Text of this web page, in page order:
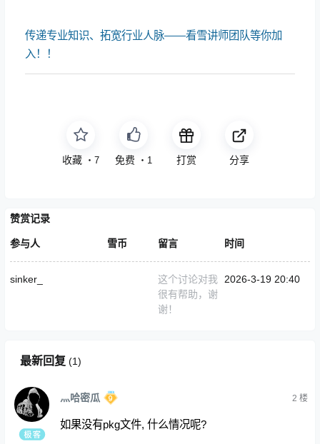
传递专业知识、拓宽行业人脉——看雪讲师团队等你加
入！！
收藏 ・ 7 免费 ・ 1 打赏 分享
赞赏记录
参与人 雪币 留言 时间
sinker_
这个讨论对我
很有帮助，谢
谢！
2026-3-19 20:40
最新回复 (1)
灬哈密瓜 2 楼
如果没有pkg文件, 什么情况呢?